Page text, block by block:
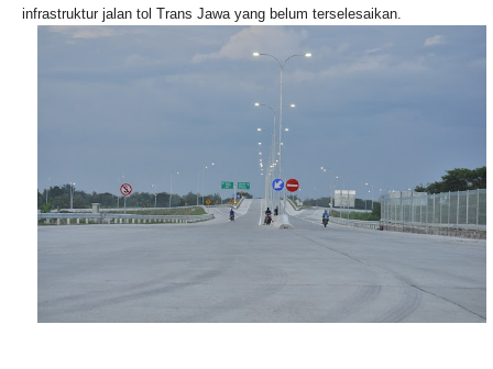
infrastruktur jalan tol Trans Jawa yang belum terselesaikan.